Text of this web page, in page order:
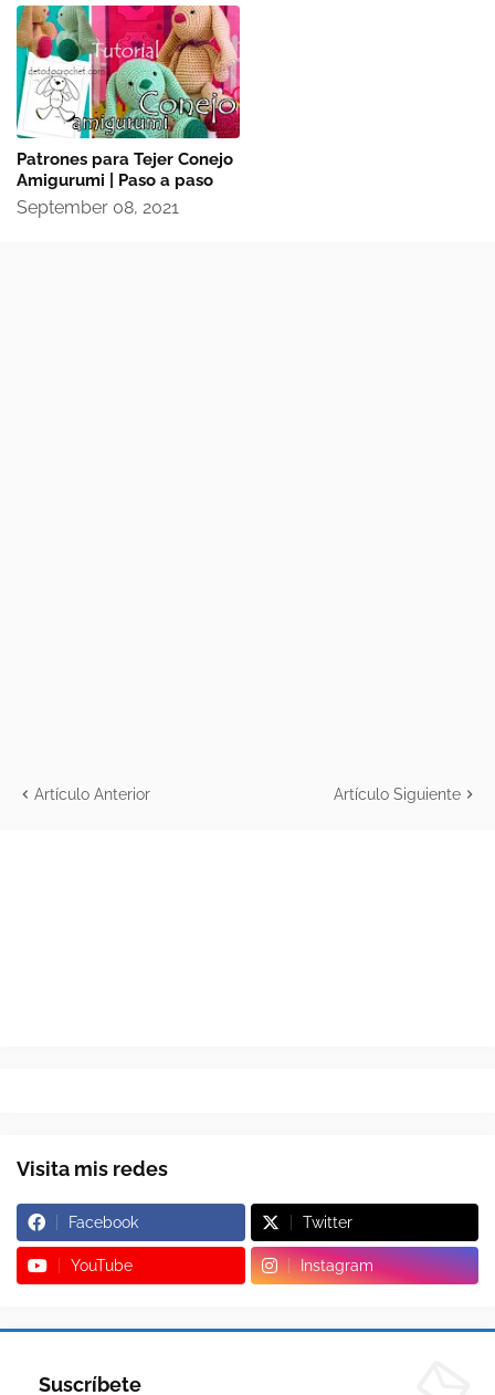
Patrones para Tejer Conejo
Amigurumi | Paso a paso
September 08, 2021
Artículo Anterior Artículo Siguiente
Visita mis redes
Facebook Twitter
YouTube Instagram
Suscríbete